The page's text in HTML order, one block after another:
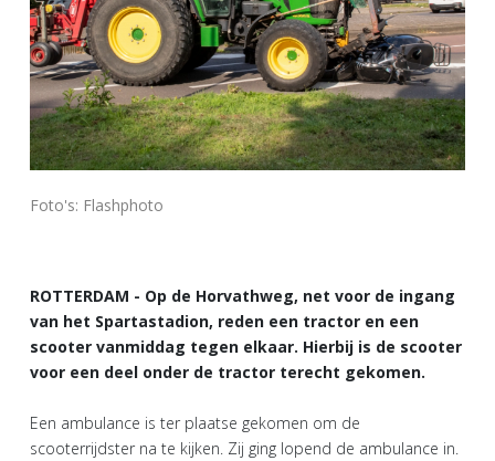
Foto's: Flashphoto
ROTTERDAM - Op de Horvathweg, net voor de ingang
van het Spartastadion, reden een tractor en een
scooter vanmiddag tegen elkaar. Hierbij is de scooter
voor een deel onder de tractor terecht gekomen.
Een ambulance is ter plaatse gekomen om de
scooterrijdster na te kijken. Zij ging lopend de ambulance in.